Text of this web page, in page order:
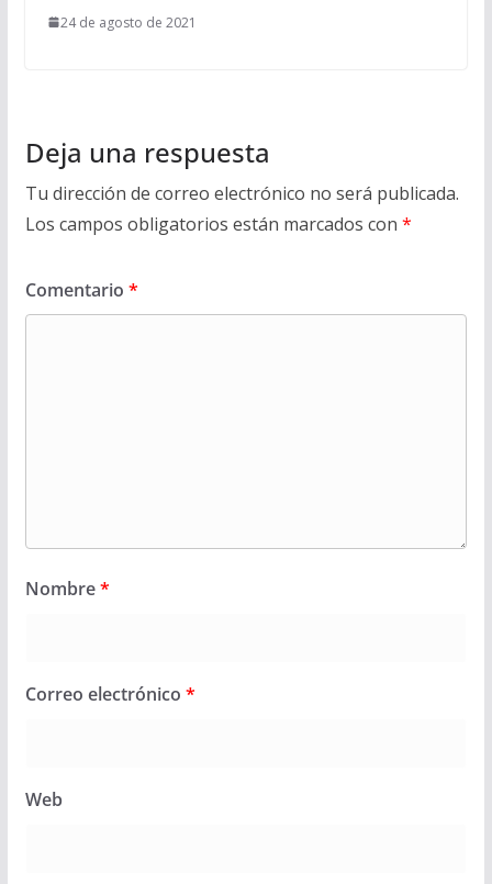
24 de agosto de 2021
Deja una respuesta
Tu dirección de correo electrónico no será publicada.
Los campos obligatorios están marcados con *
Comentario *
Nombre*
Correo electrónico *
Web